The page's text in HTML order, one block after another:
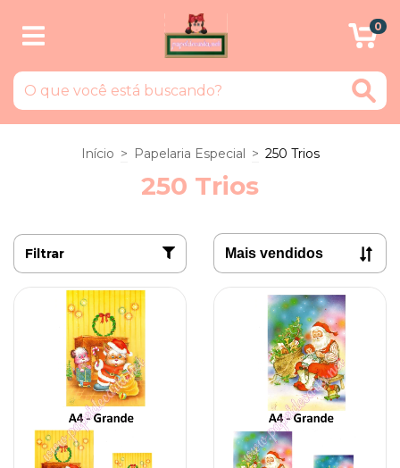
0
Início > Papelaria Especial > 250 Trios
250 Trios
Filtrar